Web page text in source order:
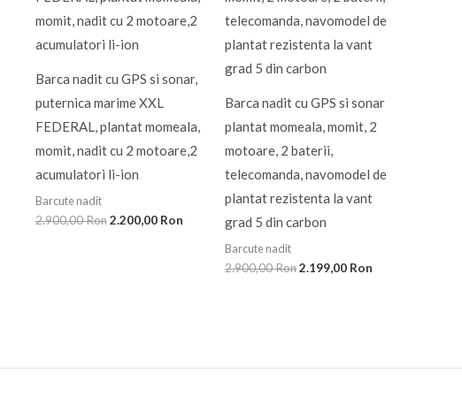
Barca nadit cu GPS si sonar,
puternica marime XXL
FEDERAL, plantat momeala,
momit, nadit cu 2 motoare,2
acumulatori li-ion
Barcute nadit
2.900,00Ron
2.900,00 Ron.
2.200,00 Ron
Barca nadit cu GPS si sonar
plantat momeala, momit, 2
motoare, 2 baterii,
telecomanda, navomodel de
plantat rezistenta la vant
grad 5 din carbon
Barcute nadit
2.900,00Ron
2.900,00 Ron.
2.199,00 Ron